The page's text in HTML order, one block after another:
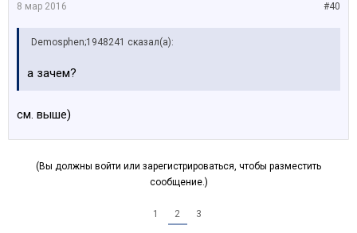
#40
8 мар 2016
Demosphen;1948241 сказал(а):
а зачем?
cм. выше)
(Вы должны войти или зарегистрироваться, чтобы разместить
сообщение.)
1 2 3